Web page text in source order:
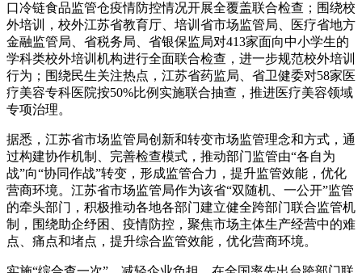
口冷链食品监管仓疫情防控情况开展全覆盖联合检查；围绕校
外培训，校外江苏省教育厅、培训省市场监管局、医疗省地方
金融监管局、省税务局、省银保监局对413家面向中小学生的
学科类校外培训机构进行全面联合检查，进一步规范校外培训
行为；围绕民生关注热点，江苏省药监局、省卫健委对58家医
疗美容专科医院按50%比例实施联合抽查，推进医疗美容领域
专项治理。
据悉，江苏省市场监管局创新和转变市场监管理念和方式，通
过构建协作机制、完善检查模式，推动部门监管由“各自为
战”向“协同作战”转变，形成监管合力，提升监管效能，优化
营商环境。江苏省市场监管局作为该省“双随机、一公开”监管
的牵头部门，积极推动各地各部门建立健全跨部门联合监管机
制，围绕助企纾困、疫情防控，聚焦市场主体生产经营中的难
点、痛点和堵点，提升综合监管效能，优化营商环境。